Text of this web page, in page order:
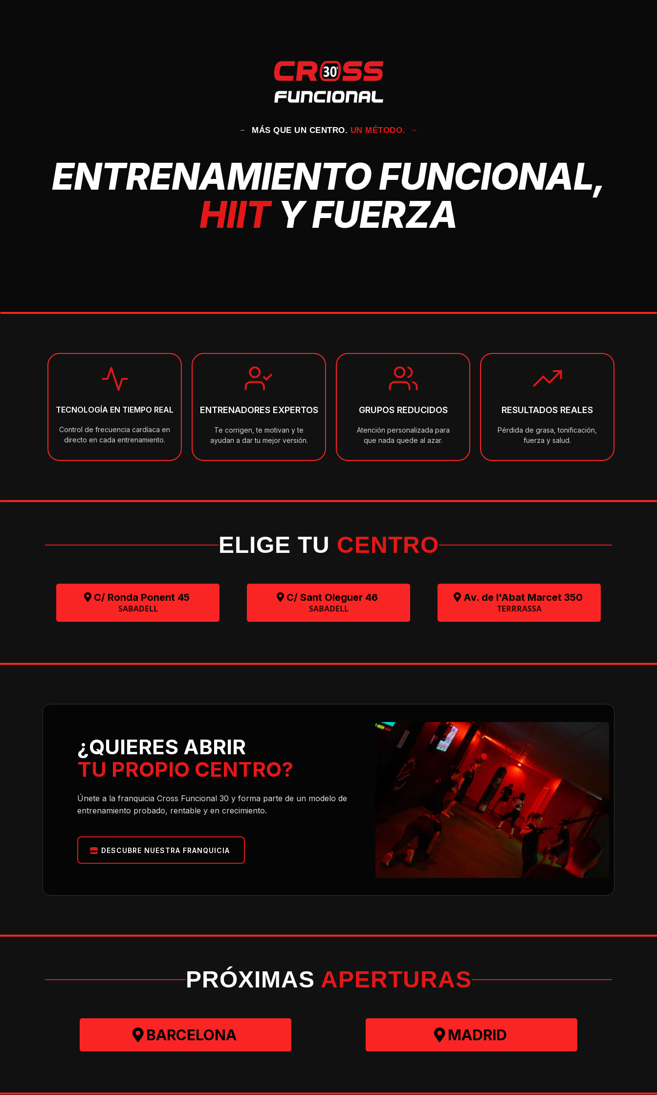
MÁS QUE UN CENTRO. UN MÉTODO.
ENTRENAMIENTO FUNCIONAL,
HIITY FUERZA
TECNOLOGÍA EN TIEMPO REAL
Control de frecuencia cardíaca en
directo en cada entrenamiento.
ENTRENADORES EXPERTOS
Te corrigen, te motivan y te
ayudan a dar tu mejor versión.
GRUPOS REDUCIDOS
Atención personalizada para
que nada quede al azar.
RESULTADOS REALES
Pérdida de grasa, tonificación,
fuerza y salud.
ELIGE TU CENTRO
C/ Ronda Ponent 45
SABADELL
C/ Sant Oleguer 46
SABADELL
Av. de l'Abat Marcet 350
TERRRASSA
¿QUIERES ABRIR
TU PROPIO CENTRO?
Únete a la franquicia Cross Funcional 30 y forma parte de un modelo de
entrenamiento probado, rentable y en crecimiento.
DESCUBRE NUESTRA FRANQUICIA
PRÓXIMAS APERTURAS
BARCELONA MADRID